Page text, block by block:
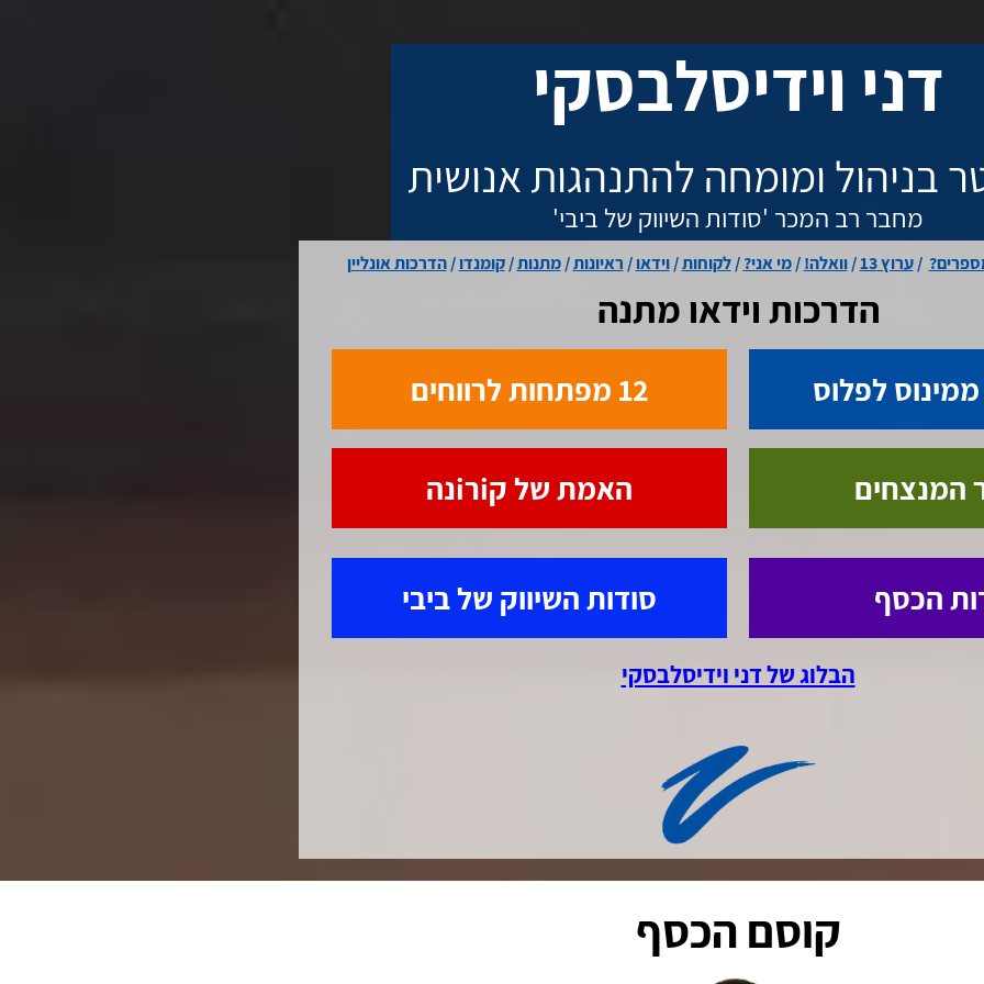
דני וידיסלבסקי
בניהול ומומחה להתנהגות אנושית
מחבר רב המכר 'סודות השיווק של ביבי'
/ערוץ 13 /וואלה!/מי אני?/לקוחות/וידאו/ ראיונות/מתנות/קומנדו/הדרכות אונליין
הדרכות וידאו מתנה
המנצחים
12 מפתחות לרווחים
האמת של קiרiנה
הכסף סודות השיווק של ביבי
הבלוג של דני וידיסלבסקי
קוסם הכסף